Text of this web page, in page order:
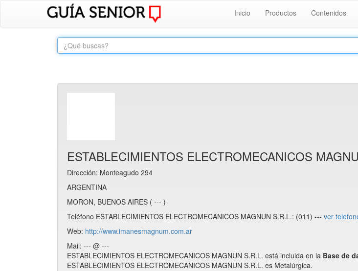
Inicio Productos Contenidos
ESTABLECIMIENTOS ELECTROMECANICOS
Dirección: Monteagudo 294
ARGENTINA
MORON, BUENOS AIRES ( --- )
Teléfono ESTABLECIMIENTOS ELECTROMECANICOS MAGNUN S.R.L.: (011) --- ver
Web: http://www.imanesmagnum.com.ar
Mail: --- @ ---
ESTABLECIMIENTOS ELECTROMECANICOS MAGNUN S.R.L. está incluida en la Base de
ESTABLECIMIENTOS ELECTROMECANICOS MAGNUN S.R.L. es Metalúrgica.